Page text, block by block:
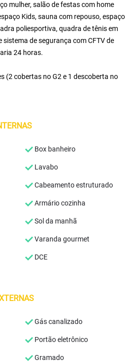
mulher, salão de festas com home
Kids, sauna com repouso, espaço
poliesportiva, quadra de tênis em
sistema de segurança com CFTV de
24 horas.
(2 cobertas no G2 e 1 descoberta no
Box banheiro
Lavabo
Cabeamento estruturado
Armário cozinha
Sol da manhã
Varanda gourmet
DCE
Gás canalizado
Portão eletrônico
Gramado